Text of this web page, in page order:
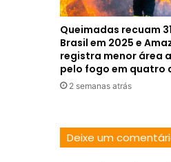
Queimadas recuam
Brasil em 2025 e
registra menor área
pelo fogo em quatro
2 semanas atrás
Deixe um